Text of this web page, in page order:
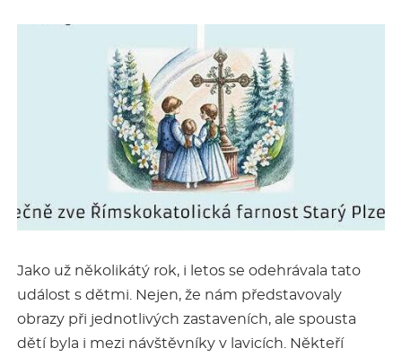
Jako už několikátý rok, i letos se odehrávala tato
událost s dětmi. Nejen, že nám představovaly
obrazy při jednotlivých zastaveních, ale spousta
dětí byla i mezi návštěvníky v lavicích. Někteří